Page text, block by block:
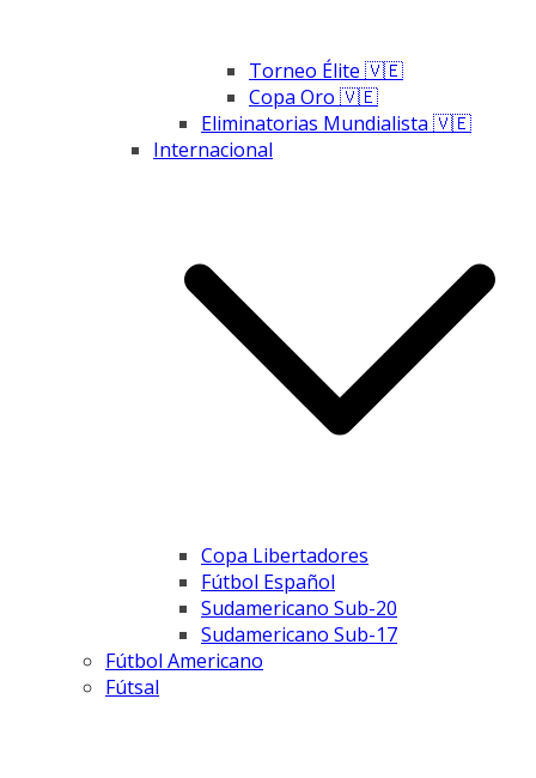
Torneo Élite 🇻🇪
Copa Oro 🇻🇪
Eliminatorias Mundialista 🇻🇪
Internacional
Copa Libertadores
Fútbol Español
Sudamericano Sub-20
Sudamericano Sub-17
Fútbol Americano
Fútsal